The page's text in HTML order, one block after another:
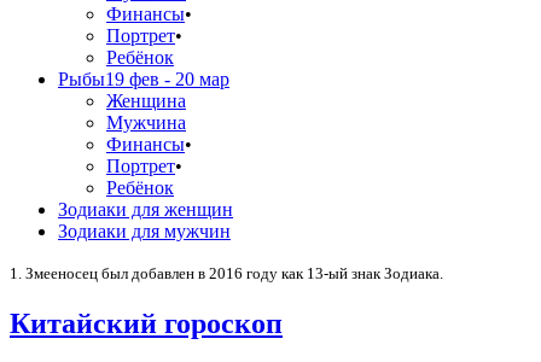
Финансы•
Портрет•
Ребёнок
Рыбы19 фев - 20 мар
Женщина
Мужчина
Финансы•
Портрет•
Ребёнок
Зодиаки для женщин
Зодиаки для мужчин
1. Змееносец был добавлен в 2016 году как 13-ый знак Зодиака.
Китайский гороскоп